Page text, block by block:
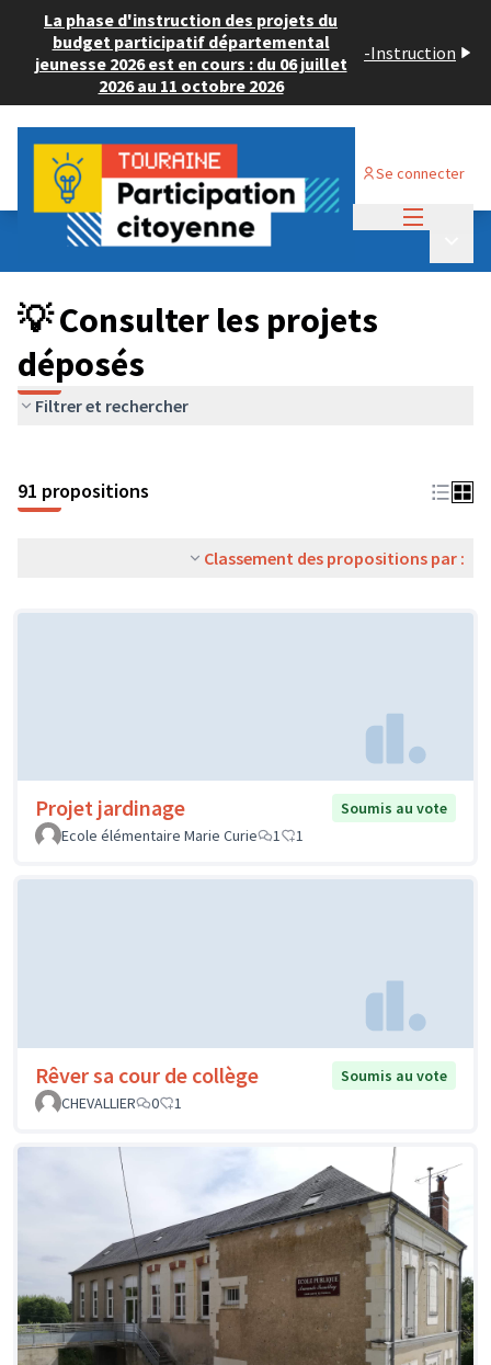
La phase d'instruction des projets du
budget participatif départemental
jeunesse 2026 est en cours : du 06 juillet
2026 au 11 octobre 2026
-Instruction
Se connecter
Budget Participatif JEUNESSE 2024
💡 Consulter les projets déposés
💡 Consulter les projets
déposés
Filtrer et rechercher
91 propositions
Classement des propositions par :
Projet jardinage
Soumis au vote
Ecole élémentaire Marie Curie
1 1
Rêver sa cour de collège
Soumis au vote
CHEVALLIER
0 1